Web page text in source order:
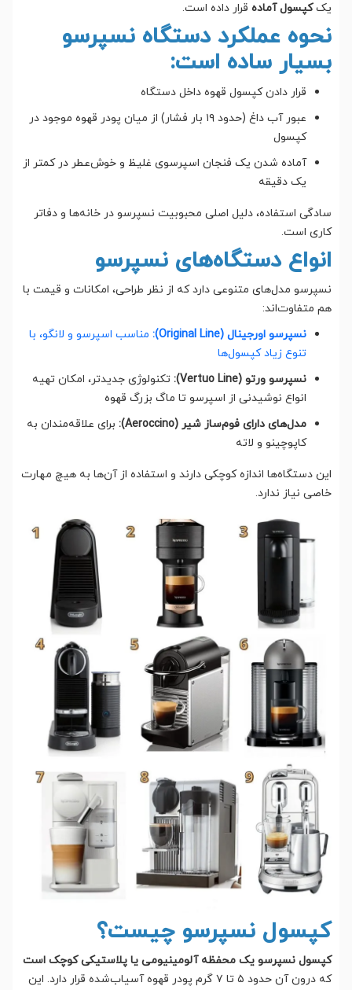
یککپسول آماده قرار داده است.
نحوه عملکرد دستگاه نسپرسو
بسیار ساده است:
قرار دادن کپسول قهوه داخل دستگاه
عبور آب داغ (حدود ۱۹ بار فشار) از میان پودر قهوه موجود در
کپسول
آماده شدن یک فنجان اسپرسوی غلیظ و خوش‌عطر در کمتر از
یک دقیقه
سادگی استفاده، دلیل اصلی محبوبیت نسپرسو در خانه‌ها و دفاتر
کاری است.
انواع دستگاه‌های نسپرسو
نسپرسو مدل‌های متنوعی دارد که از نظر طراحی، امکانات و قیمت با
هم متفاوت‌اند:
نسپرسو اورجینال (Original Line):
مناسب اسپرسو و لانگو، با
تنوع زیاد کپسول‌ها
نسپرسو ورتو (Vertuo Line):
تکنولوژی جدیدتر، امکان تهیه
انواع نوشیدنی از اسپرسو تا ماگ بزرگ قهوه
مدل‌های دارای فوم‌ساز شیر (Aeroccino):
برای علاقه‌مندان به
کاپوچینو و لاته
این دستگاه‌ها اندازه کوچکی دارند و استفاده از آن‌ها به هیچ مهارت
خاصی نیاز ندارد.
کپسول نسپرسو چیست؟
کپسول نسپرسو یک محفظه آلومینیومی یا پلاستیکی کوچک است
که درون آن حدود ۵ تا ۷ گرم پودر قهوه آسیاب‌شده قرار دارد. این